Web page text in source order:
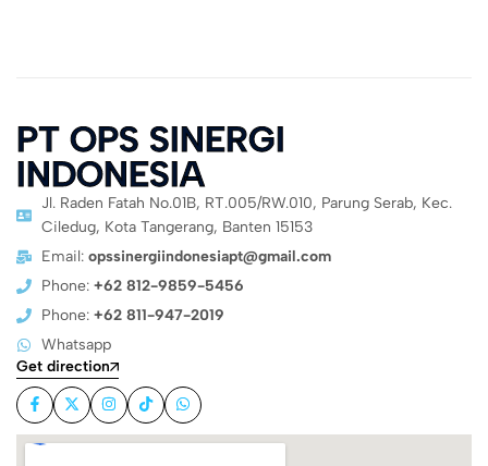
PT OPS SINERGI
INDONESIA
Jl. Raden Fatah No.01B, RT.005/RW.010, Parung Serab, Kec.
Ciledug, Kota Tangerang, Banten 15153
Email: opssinergiindonesiapt@gmail.com
Phone: +62 812-9859-5456
Phone: +62 811-947-2019
Whatsapp
Get direction